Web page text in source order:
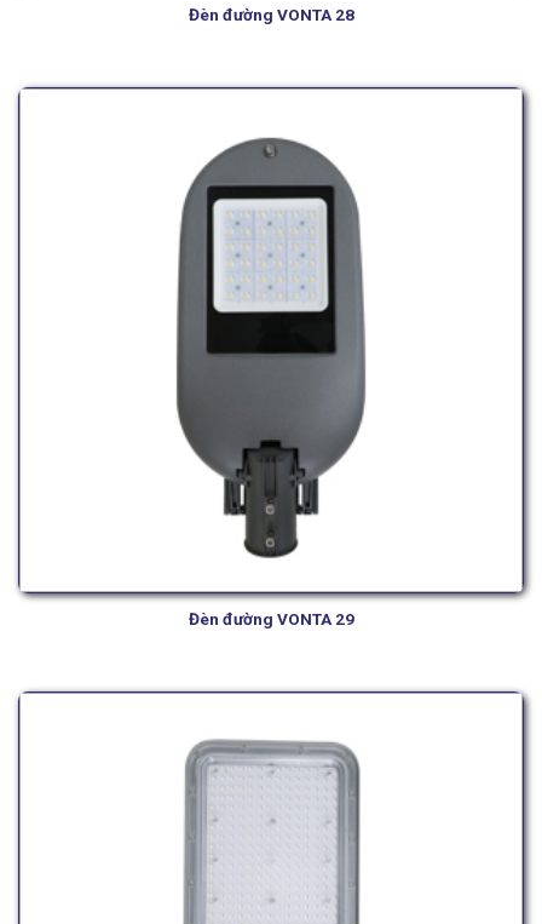
Đèn đường VONTA 28
Đèn đường VONTA 29